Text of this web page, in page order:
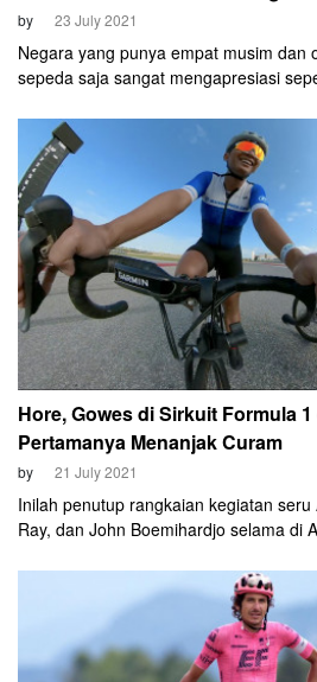
by 23 July 2021
Negara yang punya empat musim dan
sepeda saja sangat mengapresiasi
Hore, Gowes di Sirkuit Formula
Pertamanya Menanjak Curam
by 21 July 2021
Inilah penutup rangkaian kegiatan
Ray, dan John Boemihardjo selama di